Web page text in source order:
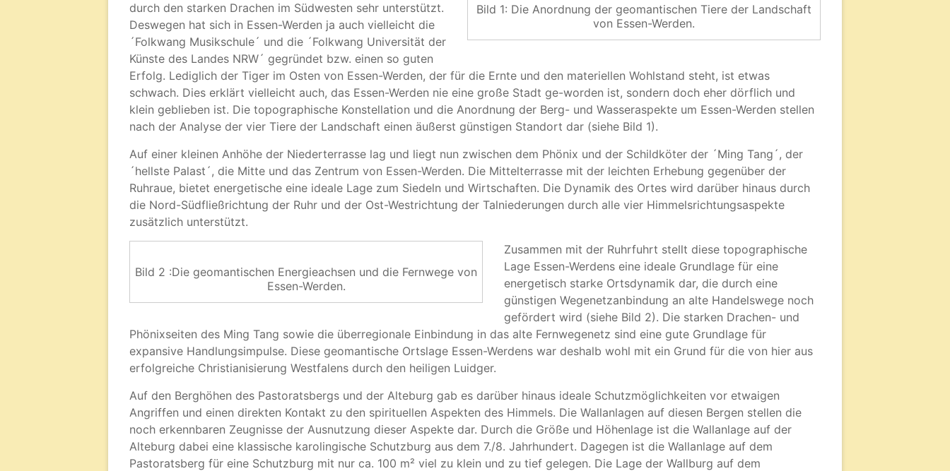
Bild 1: Die Anordnung der geomantischen Tiere der Landschaft
von Essen-Werden.
durch den starken Drachen im Südwesten sehr unterstützt.
Deswegen hat sich in Essen-Werden ja auch vielleicht die
´Folkwang Musikschule´ und die ´Folkwang Universität der
Künste des Landes NRW´ gegründet bzw. einen so guten
Erfolg. Lediglich der Tiger im Osten von Essen-Werden, der für die Ernte und den materiellen Wohlstand steht, ist etwas
schwach. Dies erklärt vielleicht auch, das Essen-Werden nie eine große Stadt ge-worden ist, sondern doch eher dörflich und
klein geblieben ist. Die topographische Konstellation und die Anordnung der Berg- und Wasseraspekte um Essen-Werden stellen
nach der Analyse der vier Tiere der Landschaft einen äußerst günstigen Standort dar (siehe Bild 1).
Auf einer kleinen Anhöhe der Niederterrasse lag und liegt nun zwischen dem Phönix und der Schildköter der ´Ming Tang´, der
´hellste Palast´, die Mitte und das Zentrum von Essen-Werden. Die Mittelterrasse mit der leichten Erhebung gegenüber der
Ruhraue, bietet energetische eine ideale Lage zum Siedeln und Wirtschaften. Die Dynamik des Ortes wird darüber hinaus durch
die Nord-Südfließrichtung der Ruhr und der Ost-Westrichtung der Talniederungen durch alle vier Himmelsrichtungsaspekte
zusätzlich unterstützt.
Bild 2 :Die geomantischen Energieachsen und die Fernwege von
Essen-Werden.
Zusammen mit der Ruhrfuhrt stellt diese topographische
Lage Essen-Werdens eine ideale Grundlage für eine
energetisch starke Ortsdynamik dar, die durch eine
günstigen Wegenetzanbindung an alte Handelswege noch
gefördert wird (siehe Bild 2). Die starken Drachen- und
Phönixseiten des Ming Tang sowie die überregionale Einbindung in das alte Fernwegenetz sind eine gute Grundlage für
expansive Handlungsimpulse. Diese geomantische Ortslage Essen-Werdens war deshalb wohl mit ein Grund für die von hier aus
erfolgreiche Christianisierung Westfalens durch den heiligen Luidger.
Auf den Berghöhen des Pastoratsbergs und der Alteburg gab es darüber hinaus ideale Schutzmöglichkeiten vor etwaigen
Angriffen und einen direkten Kontakt zu den spirituellen Aspekten des Himmels. Die Wallanlagen auf diesen Bergen stellen die
noch erkennbaren Zeugnisse der Ausnutzung dieser Aspekte dar. Durch die Größe und Höhenlage ist die Wallanlage auf der
Alteburg dabei eine klassische karolingische Schutzburg aus dem 7./8. Jahrhundert. Dagegen ist die Wallanlage auf dem
Pastoratsberg für eine Schutzburg mit nur ca. 100 m² viel zu klein und zu tief gelegen. Die Lage der Wallburg auf dem